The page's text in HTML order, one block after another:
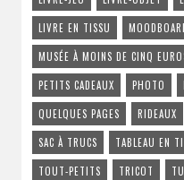
LIVRE EN TISSU
MUSÉE À MOINS DE CINQ
PETITS CADEAUX
PHOTO
QUELQUES PAGES
RIDEAUX
SAC À TRUCS
TABLEAU EN
TOUT-PETITS
TRICOT